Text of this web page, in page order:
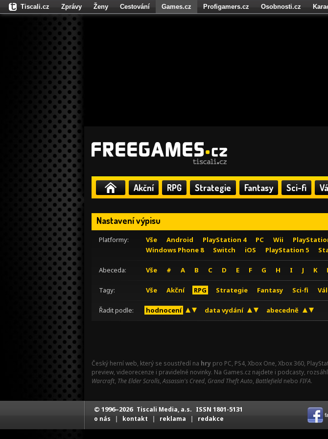
Akční RPG Strategie Fantasy Sci-fi
Nastavení výpisu
Platformy: Vše Android PlayStation 4 PC Wii
Windows Phone 8
Switch iOS PlayStation 5
Abeceda: Vše # A B C D E F G H I J K
Tagy: Vše Akční RPG Strategie Fantasy Sci-fi
Řadit podle: hodnocení data vydání abecedně
Český herní web, který se soustředí na hry pro PC, PS4, Xbox One, Xbox 360,
preview, videorecenze i pravidelné novinky. Na Games.cz najdete i podcasty,
Warcraft, The Elder Scrolls,Assassin's Creed, Grand Theft Auto, Battlefield nebo FIFA.
Tiscali.cz Zprávy Ženy Cestování Games.cz Profigamers.cz Osobnosti.cz
Fights.cz
© 1996–2026 Tiscali Media, a.s. ISSN 1801-5131
o nás | kontakt | reklama | redakce